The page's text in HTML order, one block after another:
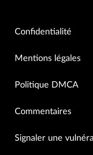
Confidentialité
Mentions légales
Politique DMCA
Commentaires
Signaler une